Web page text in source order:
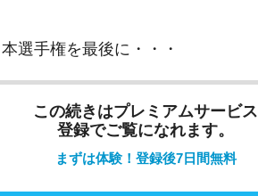
選手権を最後に・・・
この続きはプレミアムサービス
登録でご覧になれます。
まずは体験！登録後7日間無料